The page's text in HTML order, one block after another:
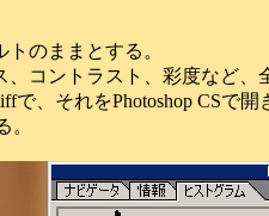
のままとする。
、コントラスト、彩度など、
で、それをPhotoshop CSで
。